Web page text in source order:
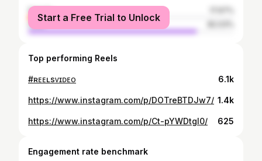
female
male
Start a Free Trial to Unlock
Top performing Reels
#ʀᴇᴇʟsᴠɪᴅᴇᴏ 6.1k
https://www.instagram.com/p/DOTreBTDJw7/ 1.4k
https://www.instagram.com/p/Ct-pYWDtgl0/ 625
Engagement rate benchmark